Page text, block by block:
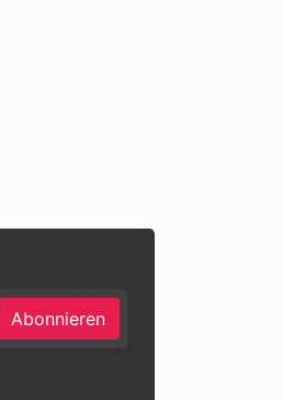
Abonnieren